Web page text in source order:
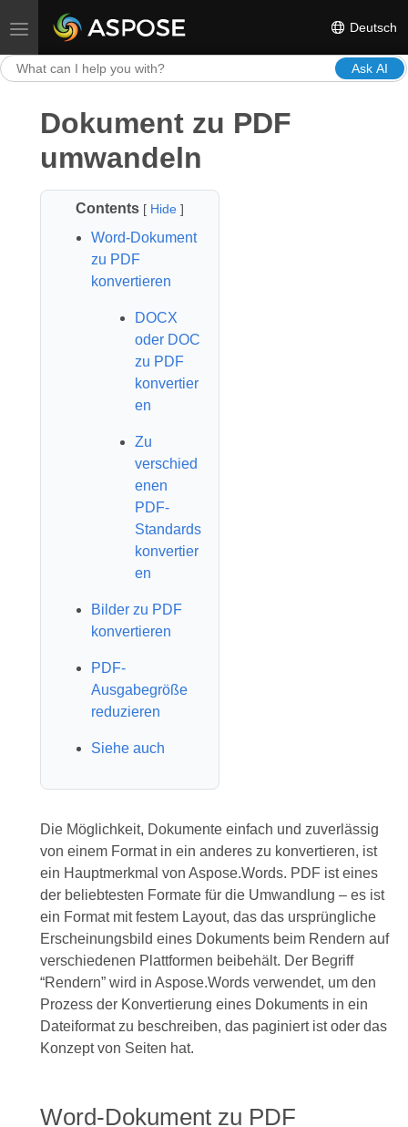
Toggle navigation Deutsch
Ask AI
Dokument zu PDF
umwandeln
Contents [ Hide]
Word-Dokument
zu PDF
konvertieren
DOCX
oder DOC
zu PDF
konvertier
en
Zu
verschied
enen
PDF-
Standards
konvertier
en
Bilder zu PDF
konvertieren
PDF-
Ausgabegröße
reduzieren
Siehe auch
Die Möglichkeit, Dokumente einfach und zuverlässig
von einem Format in ein anderes zu konvertieren, ist
ein Hauptmerkmal von Aspose.Words. PDF ist eines
der beliebtesten Formate für die Umwandlung – es ist
ein Format mit festem Layout, das das ursprüngliche
Erscheinungsbild eines Dokuments beim Rendern auf
verschiedenen Plattformen beibehält. Der Begriff
“Rendern” wird in Aspose.Words verwendet, um den
Prozess der Konvertierung eines Dokuments in ein
Dateiformat zu beschreiben, das paginiert ist oder das
Konzept von Seiten hat.
Word-Dokument zu PDF